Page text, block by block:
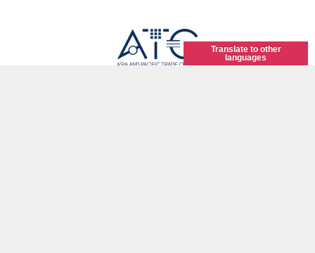
Translate to other
languages